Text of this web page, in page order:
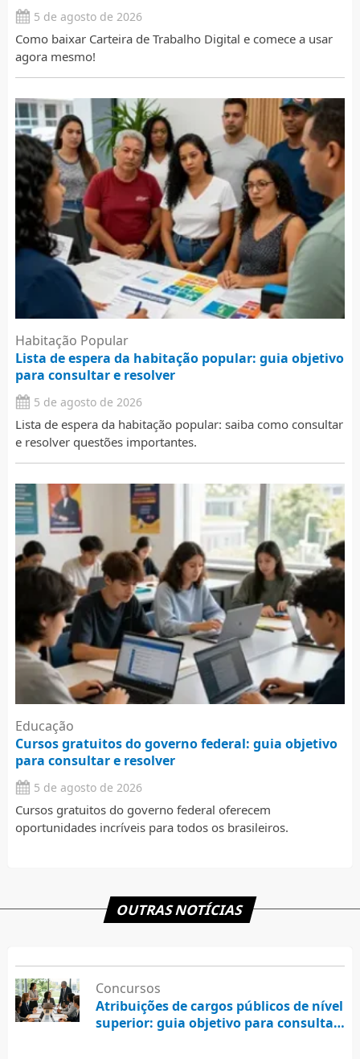
5 de agosto de 2026
Como baixar Carteira de Trabalho Digital e comece a usar
agora mesmo!
Habitação Popular
Lista de espera da habitação popular: guia objetivo
para consultar e resolver
5 de agosto de 2026
Lista de espera da habitação popular: saiba como consultar
e resolver questões importantes.
Educação
Cursos gratuitos do governo federal: guia objetivo
para consultar e resolver
5 de agosto de 2026
Cursos gratuitos do governo federal oferecem
oportunidades incríveis para todos os brasileiros.
OUTRAS NOTÍCIAS
Concursos
Atribuições de cargos públicos de nível
superior: guia objetivo para consultar